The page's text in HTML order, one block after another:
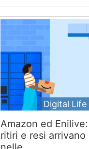
Digital Life
Amazon ed Enilive:
ritiri e resi arrivano